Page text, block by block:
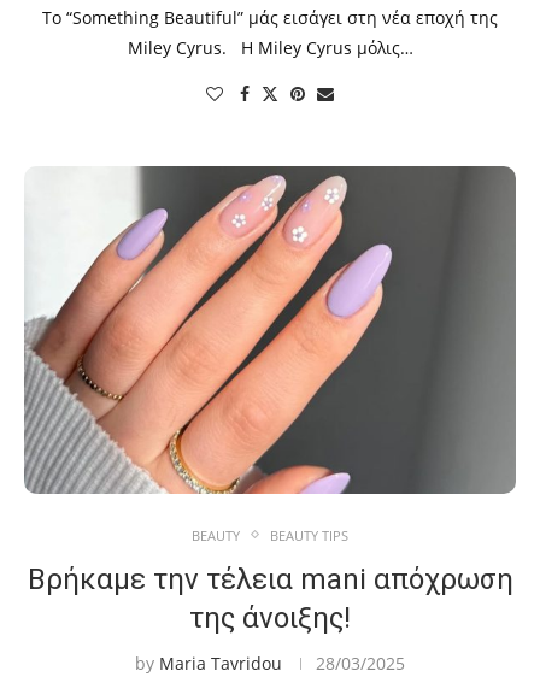
Το “Something Beautiful” μάς εισάγει στη νέα εποχή της
Miley Cyrus. Η Miley Cyrus μόλις…
BEAUTY BEAUTY TIPS
Βρήκαμε την τέλεια mani απόχρωση
της άνοιξης!
by Maria Tavridou 28/03/2025